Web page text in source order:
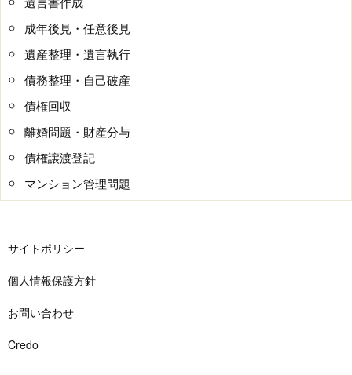
成年後見・任意後見
遺産整理・遺言執行
債務整理・自己破産
債権回収
離婚問題・財産分与
債権譲渡登記
マンション管理問題
サイトポリシー
個人情報保護方針
お問い合わせ
Credo